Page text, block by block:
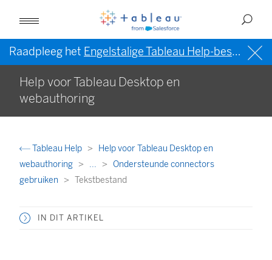
Raadpleeg het Engelstalige Tableau Help-bestand (VS)
Help voor Tableau Desktop en
webauthoring
Tableau Help
Help voor Tableau Desktop en
webauthoring
...
Ondersteunde connectors
gebruiken
Tekstbestand
IN DIT ARTIKEL